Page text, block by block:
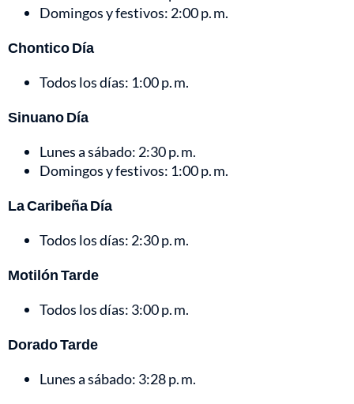
Domingos y festivos: 2:00 p. m.
Chontico Día
Todos los días: 1:00 p. m.
Sinuano Día
Lunes a sábado: 2:30 p. m.
Domingos y festivos: 1:00 p. m.
La Caribeña Día
Todos los días: 2:30 p. m.
Motilón Tarde
Todos los días: 3:00 p. m.
Dorado Tarde
Lunes a sábado: 3:28 p. m.